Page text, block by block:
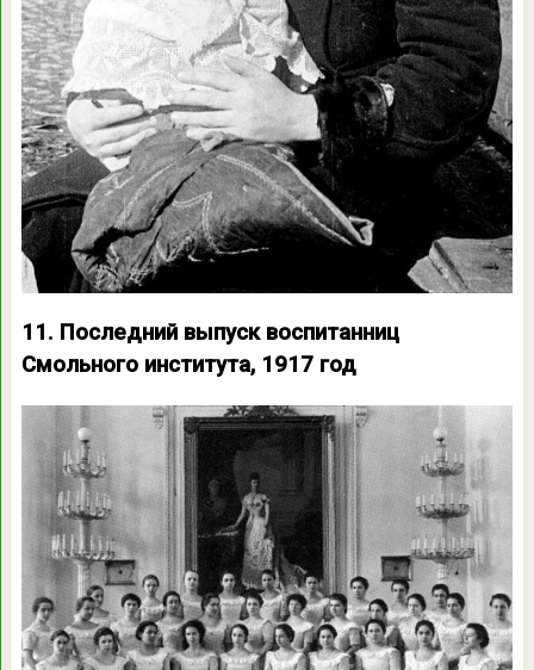
11. Последний выпуск воспитанниц
Смольного института, 1917 год